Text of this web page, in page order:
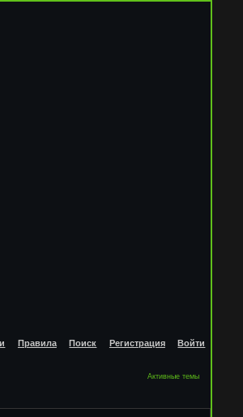
Правила Поиск Регистрация Войти
Активные темы